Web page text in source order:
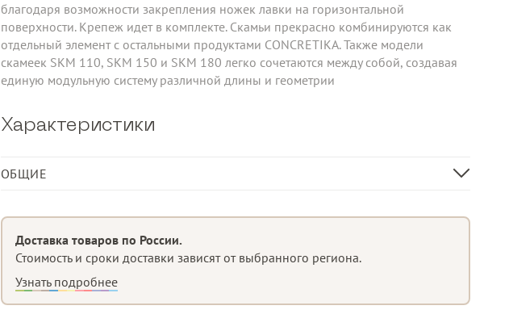
благодаря возможности закрепления ножек лавки на горизонтальной
поверхности. Крепеж идет в комплекте. Скамьи прекрасно комбинируются как
отдельный элемент с остальными продуктами CONCRETIKA. Также модели
скамеек SKM 110, SKM 150 и SKM 180 легко сочетаются между собой, создавая
единую модульную систему различной длины и геометрии
Характеристики
ОБЩИЕ
Доставка товаров по России.
Стоимость и сроки доставки зависят от выбранного региона.
Узнать подробнее